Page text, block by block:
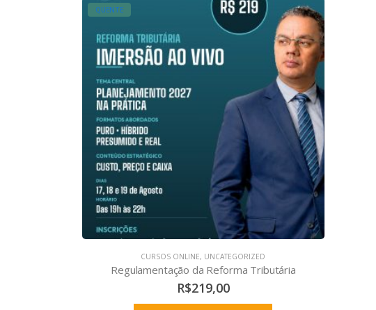
QUENTE
CURSOS ONLINE, UNCATEGORIZED
Regulamentação da Reforma Tributária
R$219,00